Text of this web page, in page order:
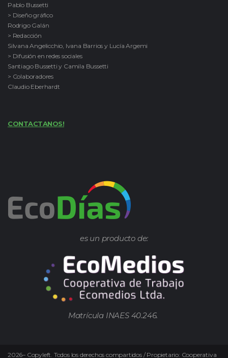
Pablo Bussetti
> Diseño gráfico
Rodrigo Galán
> Redacción
Silvana Angelicchio, Ivana Barrios y Lucía Argemi
> Difusión en redes sociales
Santiago Bussetti y Camila Bussetti
> Colaboradores
Claudio Eberhardt
CONTACTANOS!
es un producto de:
Matrícula INAES 40.246.
2026– Copyleft. Todos los derechos compartidos / Propietario: Cooperativa